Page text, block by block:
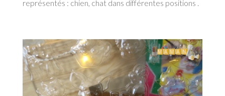
représentés : chien, chat dans différentes positions .